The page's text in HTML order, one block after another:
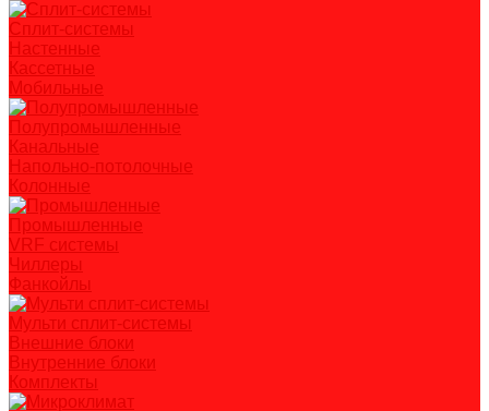
Сплит-системы
Настенные
Кассетные
Мобильные
Полупромышленные
Канальные
Напольно-потолочные
Колонные
Промышленные
VRF системы
Чиллеры
Фанкойлы
Мульти сплит-системы
Внешние блоки
Внутренние блоки
Комплекты